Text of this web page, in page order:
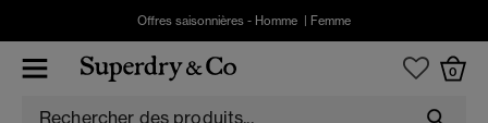
Offres saisonnières - Homme Femme
0